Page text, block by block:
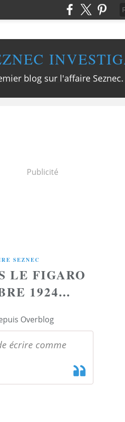
blog sur l'affaire
Publicité
SEZNEC
LE FIGARO
1924...
Overblog
écrire comme